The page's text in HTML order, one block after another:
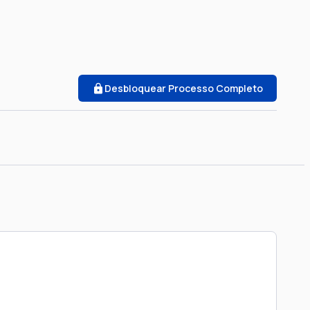
Desbloquear Processo Completo